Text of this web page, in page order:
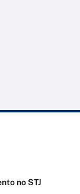
no STJ